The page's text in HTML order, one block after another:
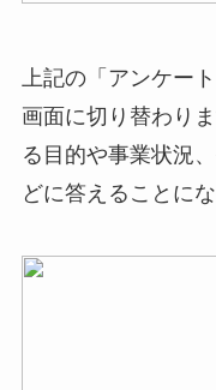
上記の「アンケー
画面に切り替わり
る目的や事業状況
どに答えることにな